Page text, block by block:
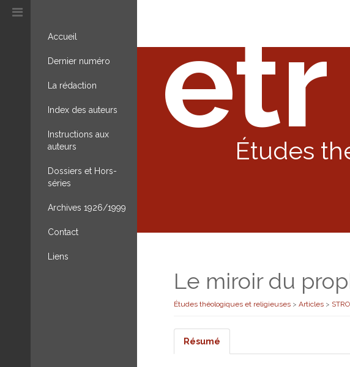
Accueil
Dernier numéro
La rédaction
Index des auteurs
Instructions aux
auteurs
Dossiers et Hors-
séries
Archives 1926/1999
Contact
Liens
etr
Études
Le miroir du
Études théologiques et religieuses > Articles >
Résumé